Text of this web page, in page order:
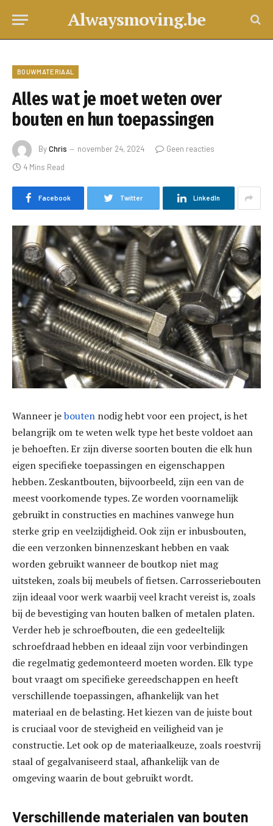
Alwaysmoving.be
BOUWMATERIAAL
Alles wat je moet weten over
bouten en hun toepassingen
ByChris november 24, 2024
Geen reacties
4 Mins Read
Facebook Twitter LinkedIn
Wanneer jebouten nodig hebt voor een project, is het
belangrijk om te weten welk type het beste voldoet aan
je behoeften. Er zijn diverse soorten bouten die elk hun
eigen specifieke toepassingen en eigenschappen
hebben. Zeskantbouten, bijvoorbeeld, zijn een van de
meest voorkomende types. Ze worden voornamelijk
gebruikt in constructies en machines vanwege hun
sterke grip en veelzijdigheid. Ook zijn er inbusbouten,
die een verzonken binnenzeskant hebben en vaak
worden gebruikt wanneer de boutkop niet mag
uitsteken, zoals bij meubels of fietsen. Carrosseriebouten
zijn ideaal voor werk waarbij veel kracht vereist is, zoals
bij de bevestiging van houten balken of metalen platen.
Verder heb je schroefbouten, die een gedeeltelijk
schroefdraad hebben en ideaal zijn voor verbindingen
die regelmatig gedemonteerd moeten worden. Elk type
bout vraagt om specifieke gereedschappen en heeft
verschillende toepassingen, afhankelijk van het
materiaal en de belasting. Het kiezen van de juiste bout
is cruciaal voor de stevigheid en veiligheid van je
constructie. Let ook op de materiaalkeuze, zoals roestvrij
staal of gegalvaniseerd staal, afhankelijk van de
omgeving waarin de bout gebruikt wordt.
Verschillende materialen van bouten